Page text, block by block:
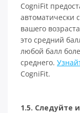
CogniFit
автоматически
вашего
это средний
любой балл
среднего.
CogniFit.
1.5. Следуйте